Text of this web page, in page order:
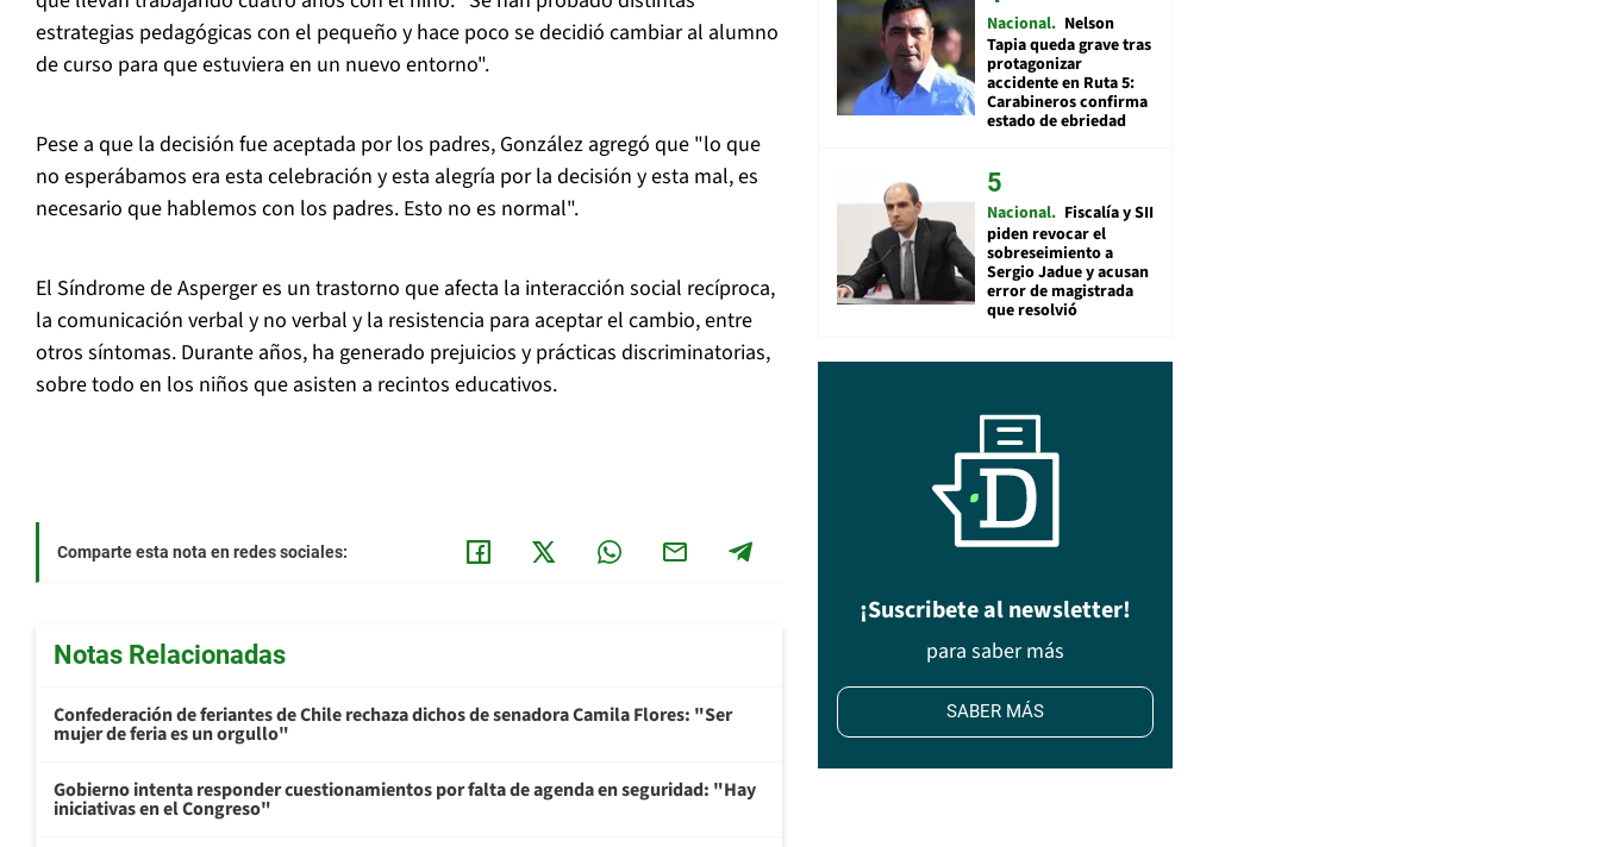
estrategias pedagógicas con el pequeño y hace poco se decidió cambiar al alumno
de curso para que estuviera en un nuevo entorno".
Pese a que la decisión fue aceptada por los padres, González agregó que "lo que
no esperábamos era esta celebración y esta alegría por la decisión y esta mal, es
necesario que hablemos con los padres. Esto no es normal".
El Síndrome de Asperger es un trastorno que afecta la interacción social recíproca,
la comunicación verbal y no verbal y la resistencia para aceptar el cambio, entre
otros síntomas. Durante años, ha generado prejuicios y prácticas discriminatorias,
sobre todo en los niños que asisten a recintos educativos.
Comparte esta nota en redes sociales:
Notas Relacionadas
Confederación de feriantes de Chile rechaza dichos de senadora Camila Flores: "Ser
mujer de feria es un orgullo"
Gobierno intenta responder cuestionamientos por falta de agenda en seguridad: "Hay
iniciativas en el Congreso"
Nacional Nelson
Tapia queda grave tras
protagonizar
accidente en Ruta 5:
Carabineros confirma
estado de ebriedad
Nacional Fiscalía y SII
piden revocar el
sobreseimiento a
Sergio Jadue y acusan
error de magistrada
que resolvió
¡Suscribete al newsletter!
para saber más
SABER MÁS